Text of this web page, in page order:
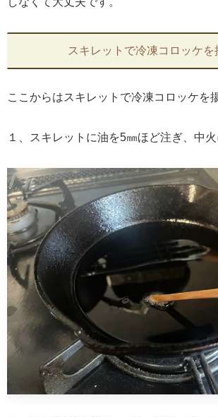
スキレットで冷凍コロッケを
ここからはスキレットで冷凍コロッケを
１、スキレットに油を5㎜ほど注ぎ、中火